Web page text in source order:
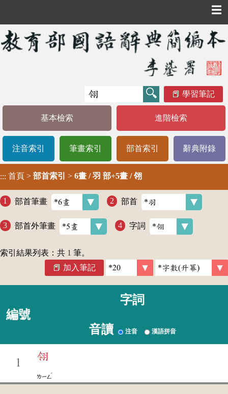
☰
學習筆記
基本檢索 進階檢索
注音索引 筆畫索引 部首索引 辭典附錄
::: 首頁 > 部首索引 > 6畫 / 羽 部+5畫 / 翎
部首筆畫 部首
部首外筆畫 字詞
索引結果列表：共 1 筆。
加入筆記
編號
字詞
音讀 注音 漢語拼音
1
翎
ㄌㄧㄥ
ˊ